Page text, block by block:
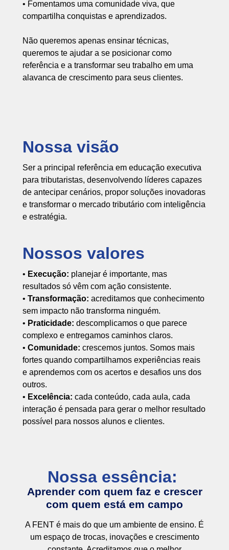
• Fomentamos uma comunidade viva, que
compartilha conquistas e aprendizados.
Não queremos apenas ensinar técnicas,
queremos te ajudar a se posicionar como
referência e a transformar seu trabalho em uma
alavanca de crescimento para seus clientes.
Nossa visão
Ser a principal referência em educação executiva
para tributaristas, desenvolvendo líderes capazes
de antecipar cenários, propor soluções inovadoras
e transformar o mercado tributário com inteligência
e estratégia.
Nossos valores
• Execução: planejar é importante, mas
resultados só vêm com ação consistente.
• Transformação: acreditamos que conhecimento
sem impacto não transforma ninguém.
• Praticidade: descomplicamos o que parece
complexo e entregamos caminhos claros.
• Comunidade: crescemos juntos. Somos mais
fortes quando compartilhamos experiências reais
e aprendemos com os acertos e desafios uns dos
outros.
• Excelência: cada conteúdo, cada aula, cada
interação é pensada para gerar o melhor resultado
possível para nossos alunos e clientes.
Nossa essência:
Aprender com quem faz e crescer
com quem está em campo
A FENT é mais do que um ambiente de ensino. É
um espaço de trocas, inovações e crescimento